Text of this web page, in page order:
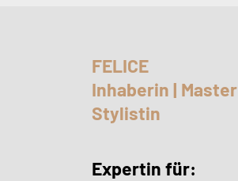
FELICE
Inhaberin | Master
Stylistin
Expertin für: